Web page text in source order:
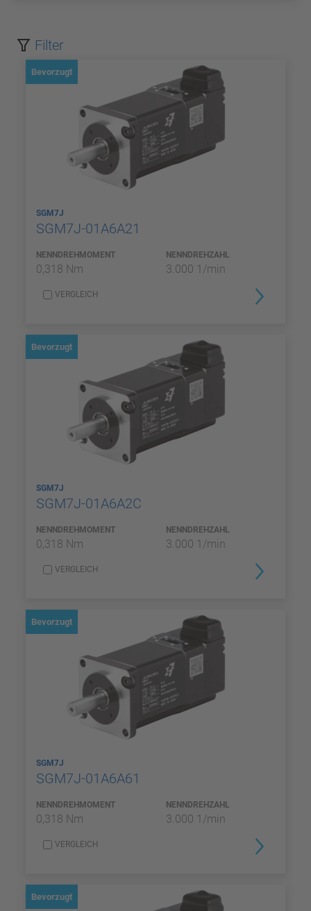
Filter
Bevorzugt
SGM7J
SGM7J-01A6A21
NENNDREHMOMENT
0,318 Nm
NENNDREHZAHL
3.000 1/min
VERGLEICH
Bevorzugt
SGM7J
SGM7J-01A6A2C
NENNDREHMOMENT
0,318 Nm
NENNDREHZAHL
3.000 1/min
VERGLEICH
Bevorzugt
SGM7J
SGM7J-01A6A61
NENNDREHMOMENT
0,318 Nm
NENNDREHZAHL
3.000 1/min
VERGLEICH
Bevorzugt